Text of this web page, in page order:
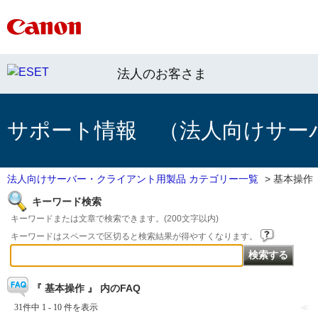
法人のお客さま
サポート情報 （法人向けサー
法人向けサーバー・クライアント用製品 カテゴリー一覧 > 基本操作
キーワード検索
キーワードまたは文章で検索できます。(200文字以内)
キーワードはスペースで区切ると検索結果が得やすくなります。
『 基本操作 』 内のFAQ
31件中 1 - 10 件を表示 ≪